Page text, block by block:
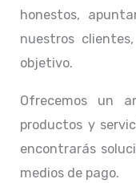
honestos,
nuestros
objetivo.
Ofrecemos un
productos y
encontrarás
medios de pago.